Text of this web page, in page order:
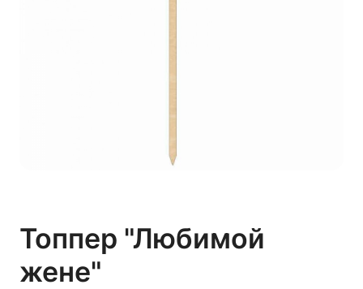
Топпер "Любимой
жене"